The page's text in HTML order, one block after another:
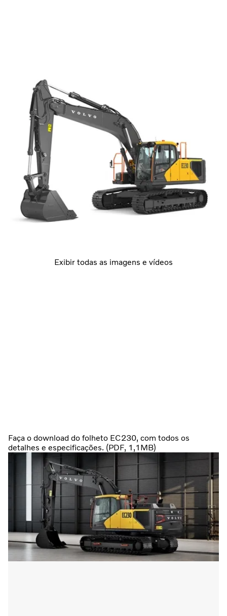
Exibir todas as imagens e vídeos
Faça o download do folheto EC230, com todos os
detalhes e especificações. (PDF, 1,1MB)